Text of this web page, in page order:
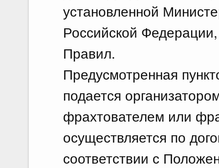
установленной
Российской
Правил.
Предусмотренная
подается
фрахтователем или
осуществляется по
соответствии с